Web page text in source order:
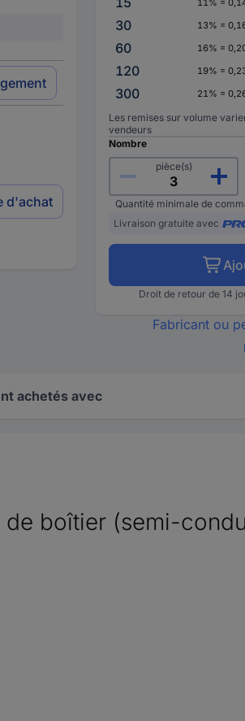
d'achat
11% =
30
13% =
60
16% =
120
19% =
300
21% =
Les remises sur volume
vendeurs
Nombre
pièce(s)
Quantité minimale de
Livraison gratuite avec
Droit de retour de 14
Fabricant ou
achetés avec
boîtier (semi-